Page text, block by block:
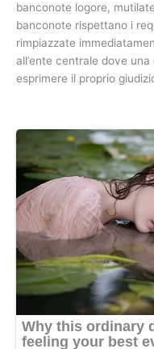
banconote logore,
banconote rispettano i
rimpiazzate
all’ente centrale dove
esprimere il proprio